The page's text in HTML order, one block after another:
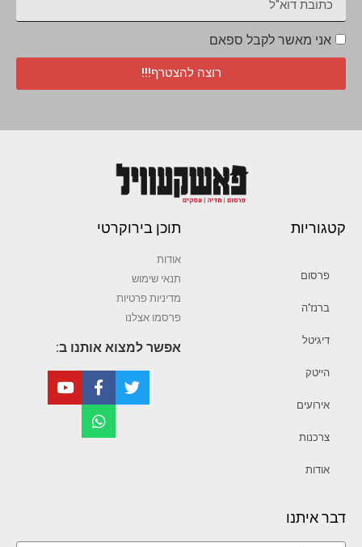
אני מאשר לקבל ספאם
רוצה להצטרף!!!
קטגוריות
פרסום
ברנז’ה
דיגיטל
הייטק
אירועים
צרכנות
אודות
תוכן בירוקרטי
אודות
תנאי שימוש
מדיניות פרטיות
פרסמו אצלנו
אפשר למצוא אותנו ב:
דבר איתנו